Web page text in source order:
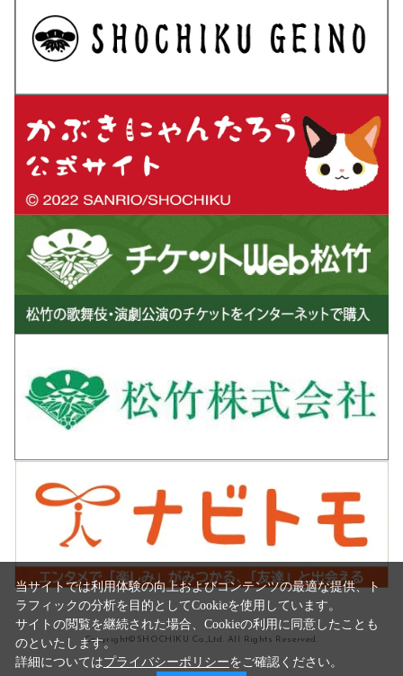
Copyright©SHOCHIKU Co.,Ltd. All Rights Reserved.
当サイトでは利用体験の向上およびコンテンツの最適な提供、ト
ラフィックの分析を目的としてCookieを使用しています。
サイトの閲覧を継続された場合、Cookieの利用に同意したことも
のといたします。
詳細についてはプライバシーポリシーをご確認ください。